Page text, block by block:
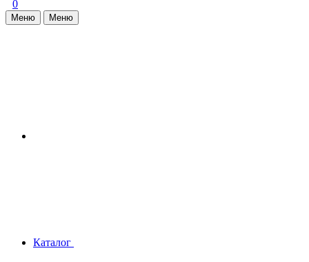
0
Меню Меню
Каталог